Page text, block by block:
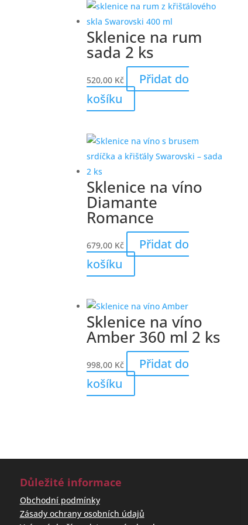
Sklenice na rum
sada 2 ks
520,00 Kč
Přidat do
košíku
Sklenice na víno
Diamante
Romance
679,00 Kč
Přidat do
košíku
Sklenice na víno
Amber 360 ml 2 ks
998,00 Kč
Přidat do
košíku
Důležité informace
Obchodní podmínky
Zásady ochrany osobních údajů